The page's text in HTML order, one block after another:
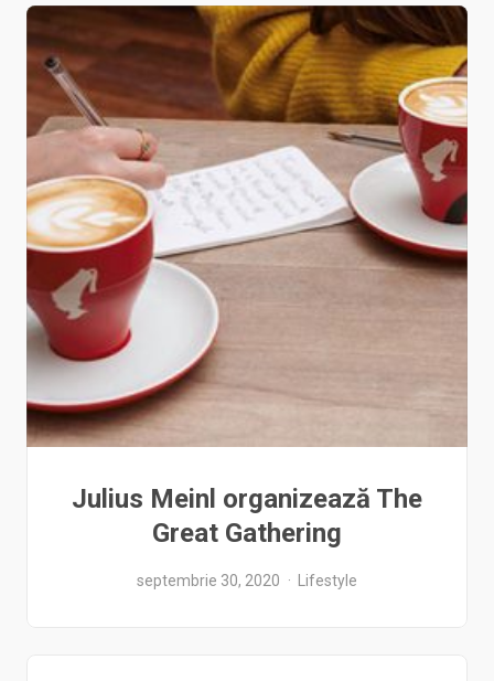
Julius Meinl organizează The
Great Gathering
septembrie 30, 2020 Lifestyle